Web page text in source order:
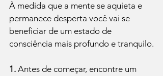
À medida que a mente se aquieta e
permanece desperta você vai se
beneficiar de um estado de
consciência mais profundo e tranquilo.
1. Antes de começar, encontre um